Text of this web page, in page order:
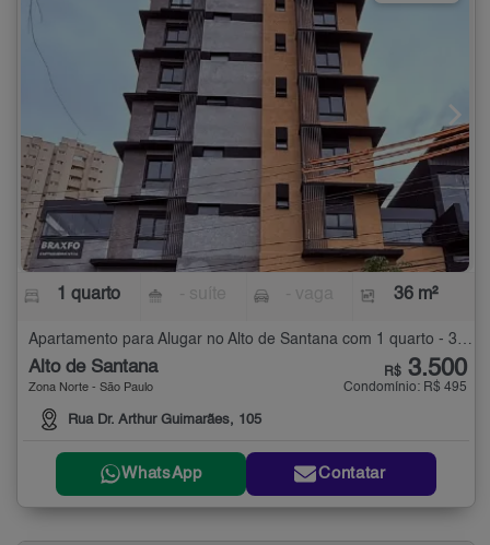
1 quarto 36 m²
Alto de Santana
Zona Norte - São Paulo
Rua Dr. Arthur Guimarães, 105
R$ 3.500
Condomínio: R$ 495
WhatsApp Contatar